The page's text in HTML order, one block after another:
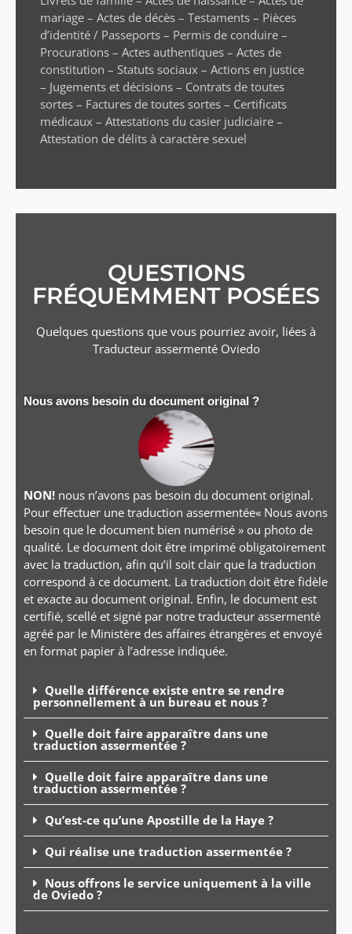
mariage – Actes de décès – Testaments – Pièces
d’identité / Passeports – Permis de conduire –
Procurations – Actes authentiques – Actes de
constitution – Statuts sociaux – Actions en justice
– Jugements et décisions – Contrats de toutes
sortes – Factures de toutes sortes – Certificats
médicaux – Attestations du casier judiciaire –
Attestation de délits à caractère sexuel
QUESTIONS
FRÉQUEMMENT POSÉES
Quelques questions que vous pourriez avoir, liées à
Traducteur assermenté Oviedo
Nous avons besoin du document original ?
NON! nous n’avons pas besoin du document original.
Pour effectuer une traduction assermentée« Nous avons
besoin que le document bien numérisé » ou photo de
qualité. Le document doit être imprimé obligatoirement
avec la traduction, afin qu’il soit clair que la traduction
correspond à ce document. La traduction doit être fidèle
et exacte au document original. Enfin, le document est
certifié, scellé et signé par notre traducteur assermenté
agréé par le Ministère des affaires étrangères et envoyé
en format papier à l’adresse indiquée.
Quelle différence existe entre se rendre
personnellement à un bureau et nous ?
Quelle doit faire apparaître dans une
traduction assermentée ?
Quelle doit faire apparaître dans une
traduction assermentée ?
Qu’est-ce qu’une Apostille de la Haye ?
Qui réalise une traduction assermentée ?
Nous offrons le service uniquement à la ville
de Oviedo ?